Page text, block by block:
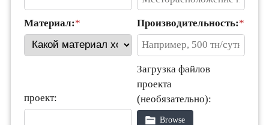
Материал:* Производительность:*
проект:
Загрузка файлов
проекта
(необязательно):
Browse